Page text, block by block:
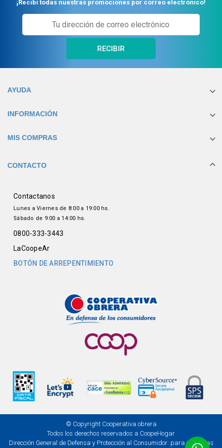
¡Recibí todas nuestras promociones por correo electrónico!
RECIBIR
AYUDA
INFORMACIÓN
MIS COMPRAS
CONTACTO
Contactanos
Lunes a Viernes de 8:00 a 19:00 hs.
Sábado de 9:00 a 14:00 hs.
0800-333-3443
LaCoopeAr
BOTÓN DE ARREPENTIMIENTO
© Copyright Cooperativa obrera
Todos los derechos reservados a CoopeHogar
Dirección General de Defensa y Protección al Consumidor: para consultas